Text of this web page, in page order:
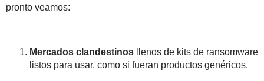
pronto veamos:
Mercados clandestinos llenos de kits de ransomware
listos para usar, como si fueran productos genéricos.